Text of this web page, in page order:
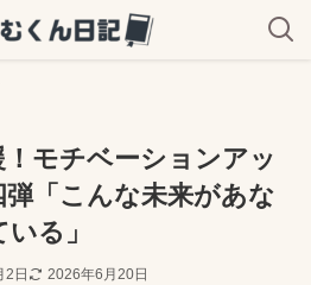
！モチベーションアッ
弾「こんな未来があな
る」
2日 2026年6月20日